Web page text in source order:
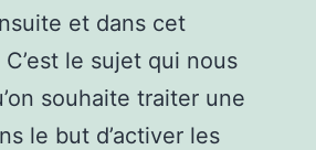
et dans cet
le sujet qui nous
souhaite traiter une
le but d’activer les